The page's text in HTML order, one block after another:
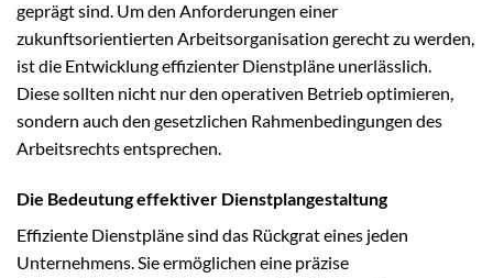
geprägt sind. Um den Anforderungen einer
zukunftsorientierten Arbeitsorganisation gerecht zu werden,
ist die Entwicklung effizienter Dienstpläne unerlässlich.
Diese sollten nicht nur den operativen Betrieb optimieren,
sondern auch den gesetzlichen Rahmenbedingungen des
Arbeitsrechts entsprechen.
Die Bedeutung effektiver Dienstplangestaltung
Effiziente Dienstpläne sind das Rückgrat eines jeden
Unternehmens. Sie ermöglichen eine präzise